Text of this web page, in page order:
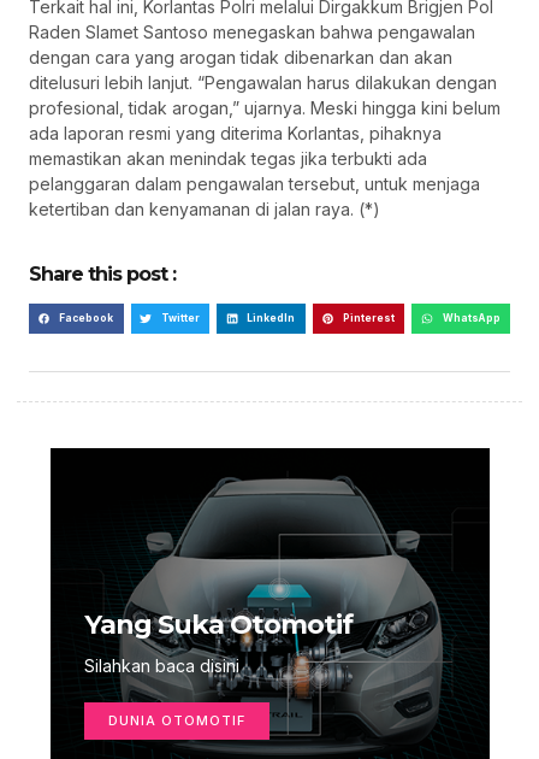
Terkait hal ini, Korlantas Polri melalui Dirgakkum Brigjen Pol
Raden Slamet Santoso menegaskan bahwa pengawalan
dengan cara yang arogan tidak dibenarkan dan akan
ditelusuri lebih lanjut. “Pengawalan harus dilakukan dengan
profesional, tidak arogan,” ujarnya. Meski hingga kini belum
ada laporan resmi yang diterima Korlantas, pihaknya
memastikan akan menindak tegas jika terbukti ada
pelanggaran dalam pengawalan tersebut, untuk menjaga
ketertiban dan kenyamanan di jalan raya. (*)
Share this post :
Facebook Twitter LinkedIn Pinterest WhatsApp
Yang Suka Otomotif
Silahkan baca disini
DUNIA OTOMOTIF